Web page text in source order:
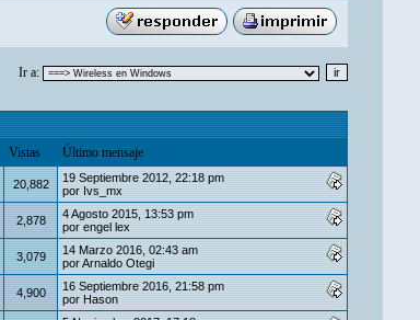
Ir a:
Vistas Último mensaje
20,882
19 Septiembre 2012, 22:18 pm
por Ivs_mx
2,878
4 Agosto 2015, 13:53 pm
por engel lex
3,079
14 Marzo 2016, 02:43 am
porArnaldo Otegi
4,900
16 Septiembre 2016, 21:58 pm
por Hason